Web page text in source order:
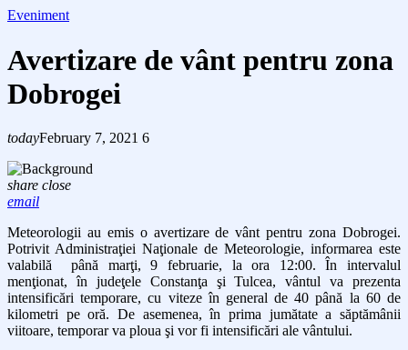
Eveniment
Avertizare de vânt pentru zona
Dobrogei
todayFebruary 7, 2021 6
share close
email
Meteorologii au emis o avertizare de vânt pentru zona Dobrogei.
Potrivit Administraţiei Naţionale de Meteorologie, informarea este
valabilă până marţi, 9 februarie, la ora 12:00. În intervalul
menţionat, în judeţele Constanţa şi Tulcea, vântul va prezenta
intensificări temporare, cu viteze în general de 40 până la 60 de
kilometri pe oră. De asemenea, în prima jumătate a săptămânii
viitoare, temporar va ploua şi vor fi intensificări ale vântului.